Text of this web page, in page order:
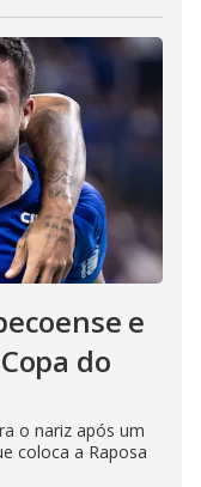
e
do
o nariz após um
coloca a Raposa